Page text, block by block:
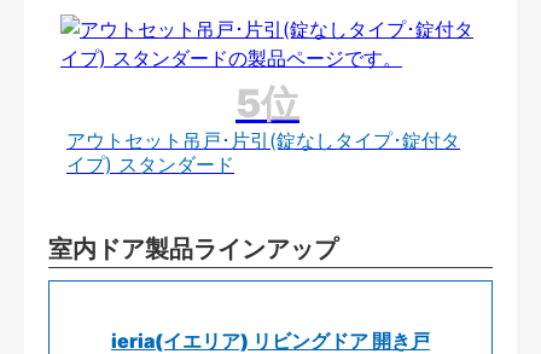
アウトセット吊戸･片引(錠なしタイプ･錠付タ
イプ) スタンダード
室内ドア製品ラインアップ
ieria(イエリア) リビングドア 開き戸